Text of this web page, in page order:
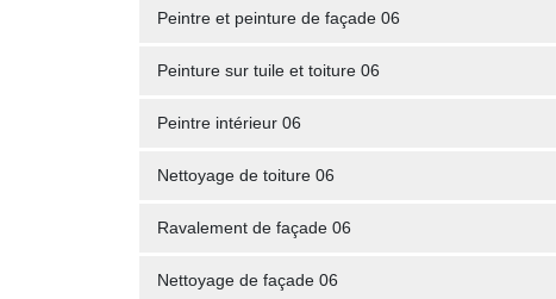
Peintre et peinture de façade 06
Peinture sur tuile et toiture 06
Peintre intérieur 06
Nettoyage de toiture 06
Ravalement de façade 06
Nettoyage de façade 06